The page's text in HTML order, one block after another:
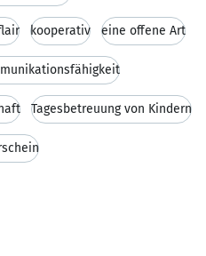
kooperativ eine offene Art
Tagesbetreuung von Kindern